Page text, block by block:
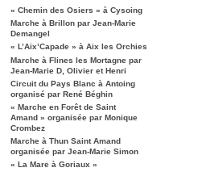
« Chemin des Osiers » à Cysoing
Marche à Brillon par Jean-Marie
Demangel
« L’Aix’Capade » à Aix les Orchies
Marche à Flines les Mortagne par
Jean-Marie D, Olivier et Henri
Circuit du Pays Blanc à Antoing
organisé par René Béghin
« Marche en Forêt de Saint
Amand » organisée par Monique
Crombez
Marche à Thun Saint Amand
organisée par Jean-Marie Simon
« La Mare à Goriaux »